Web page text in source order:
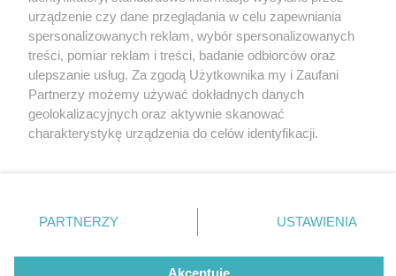
3 / 5
Odblaskowa Szkoła w
Boruszowicach
Nie zapomnij
zapoznać się z:
polityką prywatności regulamin korzystania z portali
Twojemiasto
Piekary Śląskie
Chorzów
Tarnowskie Góry
Gliwice
Skontakuj sięz nami
Kontakt
Wydawca
Redakcja
urządzenie czy dane przeglądania w celu zapewniania
spersonalizowanych reklam, wybór spersonalizowanych
treści, pomiar reklam i treści, badanie odbiorców oraz
ulepszanie usług. Za zgodą Użytkownika my i Zaufani
Partnerzy możemy używać dokładnych danych
geolokalizacyjnych oraz aktywnie skanować
charakterystykę urządzenia do celów identyfikacji.
zmienić/wycofać klikając przycisk ustawień prywatności
znajdujący się w lewym dolnym rogu strony
rodzaje przetwarzania danych nie wymagają zgody
użytkownika, ale masz prawo sprzeciwić się takiemu
PARTNERZY USTAWIENIA
Akceptuję